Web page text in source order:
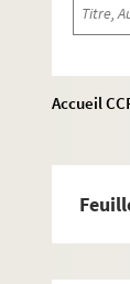
Accueil